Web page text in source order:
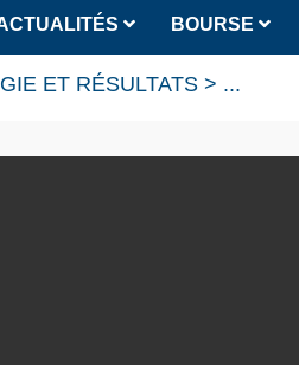
BOURSE
ET RÉSULTATS > ...